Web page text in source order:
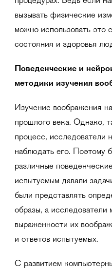
вызывать физические
можно использовать это
состояния и здоровья
Поведенческие и
методики изучения
Изучение воображения
прошлого века. Однако,
процесс, исследователи
наблюдать его. Поэтому
различные
испытуемым давали
были представлять
образы, а исследователи
выраженности их
и ответов испытуемых.
С развитием